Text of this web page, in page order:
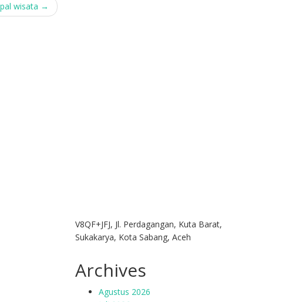
wisata →
V8QF+JFJ, Jl. Perdagangan, Kuta Barat,
Sukakarya, Kota Sabang, Aceh
Archives
Agustus 2026